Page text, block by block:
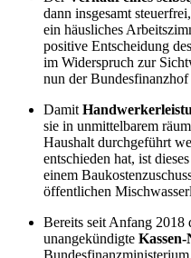
dann insgesamt
ein häusliches
positive Entscheidung
im Widerspruch zur
nun der Bundesfinanzhof
Damit
sie in unmittelbarem
Haushalt durchgeführt
entschieden hat, ist
einem
öffentlichen
Bereits seit Anfang 2018
unangekündigte Kassen-